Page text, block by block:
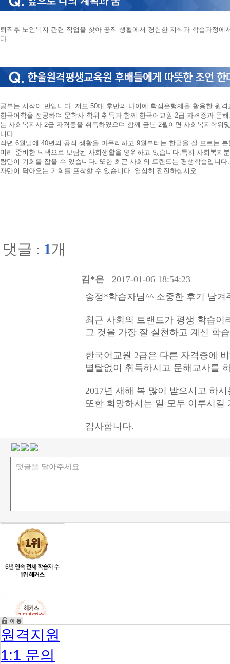
퇴직후 노인복지 관련 직업을 찾아 공직 생활에서 경험한 지식과 학습과정에
다.
공부는 시작이 반입니다. 저도 50대 후반의 나이에 학점은행제을 활용한 원
한국어학을 전공하여 문학사 학위 취득과 함께 한국어교원 2급 자격증과 문
는 사회복지사 2급 자격증을 취득하였으며 함께 금년 2월이면 사회복지학위
니다.
작년 6월말에 40년의 공직 생활을 마무리하고 9월부터는 한글을 잘 모르는
미리 준비한 덕택으로 보람된 사회생활을 영위하고 있습니다.특히 사회복지
람만이 기회를 잡을 수 있습니다. 또한 최근 사회의 트랜드는 평생학습입니
자만이 닥아오는 기회를 포착할 수 있습니다. 열심히 전진하십시오
댓글 : 1개
김*은
2017-01-06 18:54:23
송정*학습자님^^ 소중한 후기 남
최근 사회의 트랜드가 평생 학습이
그 것을 가장 잘 실천하고 계신 학
한국어교원 2급은 다른 자격증에
별탈없이 취득하시고 문해교사를
2017년 새해 복 많이 받으시고 하
또한 희망하시는 일 모두 이루시길
감사합니다.
원격지원
1:1 문의